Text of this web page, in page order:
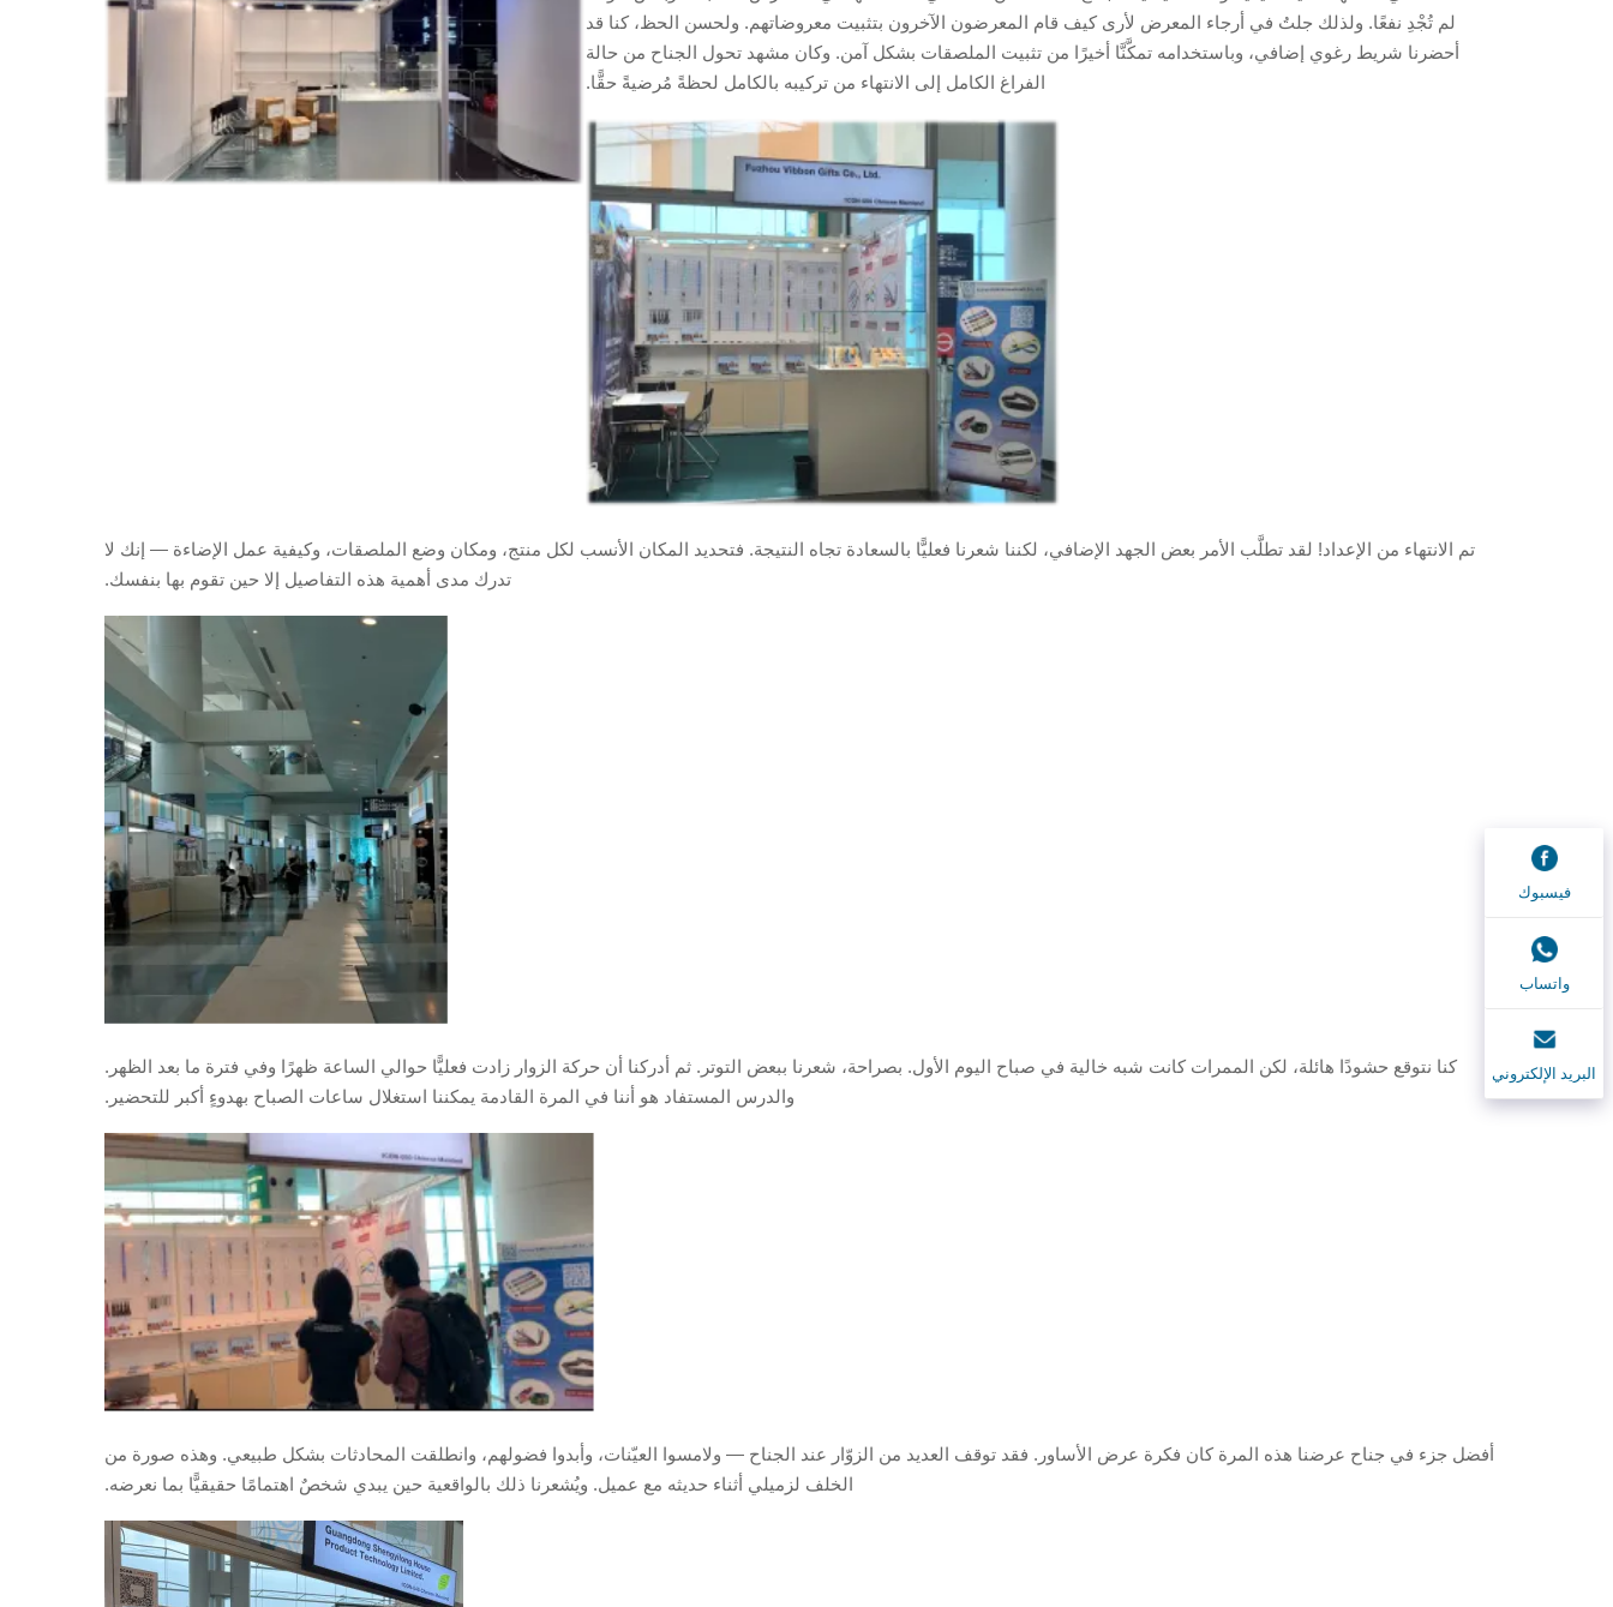
لم تُجْدِ نفعًا. ولذلك جلتُ في أرجاء المعرض لأرى كيف قام المعرضون الآخرون بتثبيت معروضاتهم. ولحسن الحظ، كنا قد
أحضرنا شريط رغوي إضافي، وباستخدامه تمكَّنَّا أخيرًا من تثبيت الملصقات بشكل آمن. وكان مشهد تحول الجناح من حالة
الفراغ الكامل إلى الانتهاء من تركيبه بالكامل لحظةً مُرضيةً حقًّا.
تم الانتهاء من الإعداد! لقد تطلَّب الأمر بعض الجهد الإضافي، لكننا شعرنا فعليًّا بالسعادة تجاه النتيجة. فتحديد المكان الأنسب لكل منتج، ومكان وضع الملصقات، وكيفية عمل الإضاءة — إنك لا
تدرك مدى أهمية هذه التفاصيل إلا حين تقوم بها بنفسك.
كنا نتوقع حشودًا هائلة، لكن الممرات كانت شبه خالية في صباح اليوم الأول. بصراحة، شعرنا ببعض التوتر. ثم أدركنا أن حركة الزوار زادت فعليًّا حوالي الساعة ظهرًا وفي فترة ما بعد الظهر.
والدرس المستفاد هو أننا في المرة القادمة يمكننا استغلال ساعات الصباح بهدوءٍ أكبر للتحضير.
أفضل جزء في جناح عرضنا هذه المرة كان فكرة عرض الأساور. فقد توقف العديد من الزوّار عند الجناح — ولامسوا العيّنات، وأبدوا فضولهم، وانطلقت المحادثات بشكل طبيعي. وهذه صورة من
الخلف لزميلي أثناء حديثه مع عميل. ويُشعرنا ذلك بالواقعية حين يبدي شخصٌ اهتمامًا حقيقيًّا بما نعرضه.
فيسبوك
واتساب
البريد الإلكتروني